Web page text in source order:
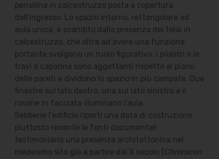
pensilina in calcestruzzo posta a copertura
dell'ingresso. Lo spazio interno, rettangolare ad
aula unica, è scandito dalla presenza dei telai in
calcestruzzo, che oltre ad avere una funzione
portante svolgono un ruolo figurativo. I pilastri e le
travi a capanna sono aggettanti rispetto al piano
delle pareti e dividono lo spazio in più campate. Due
finestre sul lato destro, una sul lato sinistro e il
rosone in facciata illuminano l'aula.
Sebbene l’edificio riporti una data di costruzione
piuttosto recente le fonti documentali
testimoniano una presenza architettonica nel
medesimo sito già a partire dal X secolo ( Chronicon